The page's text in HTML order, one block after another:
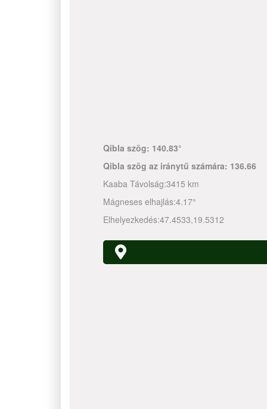
Qibla szög: 140.83°
Qibla szög az iránytű számára: 136.66
Kaaba Távolság:3415 km
Mágneses elhajlás:4.17°
Elhelyezkedés:47.4533,19.5312